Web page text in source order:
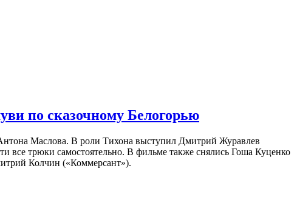
по сказочному Белогорью
Маслова. В роли Тихона выступил Дмитрий Журавлев
все трюки самостоятельно. В фильме также снялись Гоша Куценко
Колчин («Коммерсант»).